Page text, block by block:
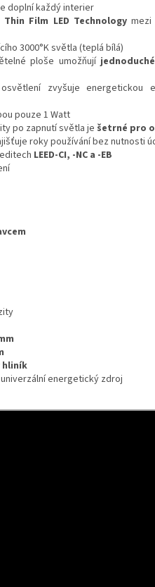
doplní každý interier
Thin Film LED Technologymezi
3000°K světla (teplá bílá)
ploše umožňují
zvyšuje energetickou
pouze 1 Watt
po zapnutí světla je šetrné pro
roky používání bez nutnosti
LEED-CI, -NC a -EB
hliník
energetický zdroj